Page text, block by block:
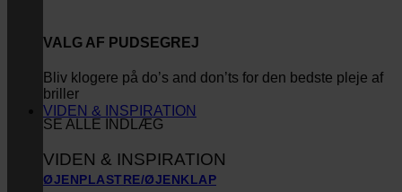
VALG AF PUDSEGREJ
Bliv klogere på do’s and don’ts for den bedste pleje af
briller
SE ALLE INDLÆG
VIDEN & INSPIRATION
VIDEN & INSPIRATION
ØJENPLASTRE/ØJENKLAP